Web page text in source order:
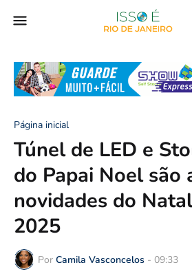
Página inicial
Túnel de LED e
do Papai Noel são
novidades do
2025
Por Camila Vasconcelos - 09:33